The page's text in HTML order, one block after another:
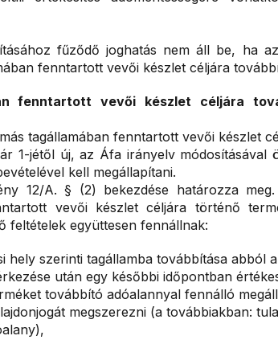
fűződő joghatás nem áll be, ha
fenntartott vevői készlet céljára
fenntartott vevői készlet céljára
tagállamában fenntartott vevői készlet
1-jétől új, az Áfa irányelv módosításával
kell megállapítani.
12/A. § (2) bekezdése határozza
vevői készlet céljára történő
feltételek együttesen fennállnak:
hely szerinti tagállamba továbbítása abból
után egy későbbi időpontban
továbbító adóalannyal fennálló
megszerezni (a továbbiakban: